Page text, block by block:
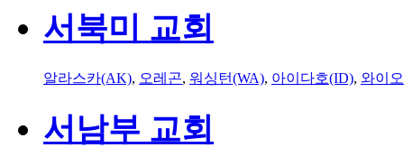
서북미 교회
알라스카(AK), 오레곤, 워싱턴(WA), 아이다호(ID), 와이
서남부 교회